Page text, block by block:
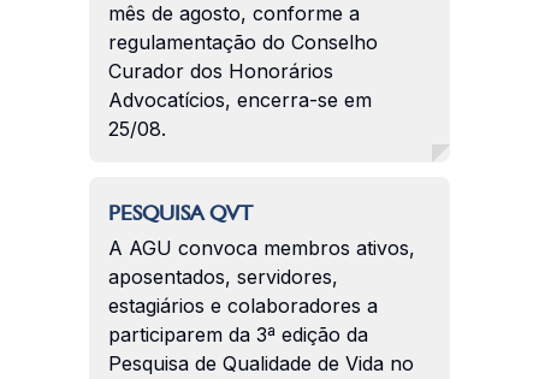
mês de agosto, conforme a
regulamentação do Conselho
Curador dos Honorários
Advocatícios, encerra-se em
25/08.
PESQUISA QVT
A AGU convoca membros ativos,
aposentados, servidores,
estagiários e colaboradores a
participarem da 3ª edição da
Pesquisa de Qualidade de Vida no